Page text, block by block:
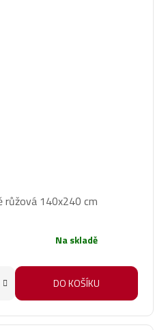
růžová 140x240 cm
Na skladě
DO KOŠÍKU